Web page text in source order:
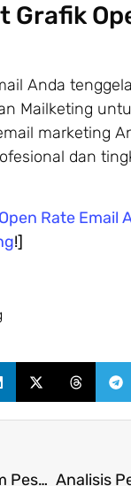
Grafik
Anda
Mailketing
marketing
dan
Rate Email
!]
Jangan Kirim Pesan yang Sama ke Semua Orang! Ini Cara Membagi Email List Menjadi Segmen yang Tepat